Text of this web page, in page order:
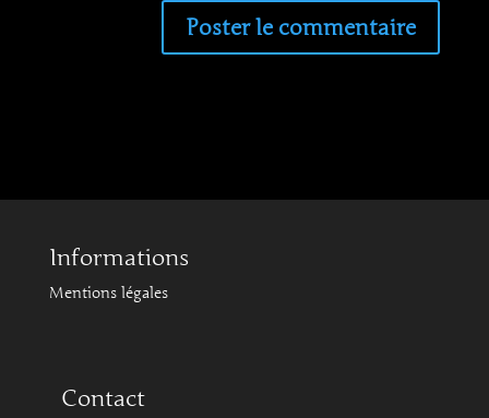
Informations
Mentions légales
Contact